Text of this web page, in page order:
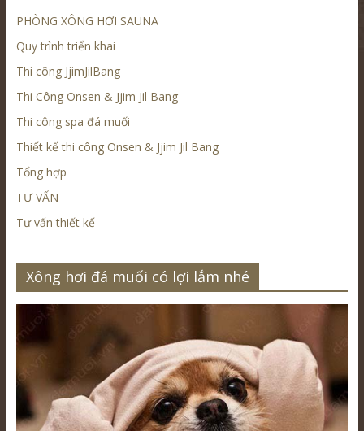
PHÒNG XÔNG HƠI SAUNA
Quy trình triển khai
Thi công JjimJilBang
Thi Công Onsen & Jjim Jil Bang
Thi công spa đá muối
Thiết kế thi công Onsen & Jjim Jil Bang
Tổng hợp
TƯ VẤN
Tư vấn thiết kế
Xông hơi đá muối có lợi lắm nhé